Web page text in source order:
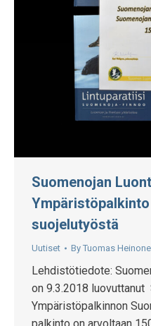
Suomenojan
suojelutyöstä
Uutiset By Tuomas
Lehdistötiedote:
on 9.3.2018 luovuttanut
Ympäristöpalkinnon